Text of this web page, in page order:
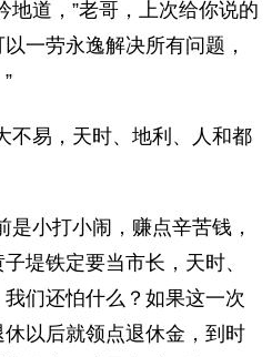
地道，”老哥，上次给你说的
一劳永逸解决所有问题，
不易，天时、地利、人和都
是小打小闹，赚点辛苦钱，
堤铁定要当市长，天时、
们还怕什么？如果这一次
以后就领点退休金，到时